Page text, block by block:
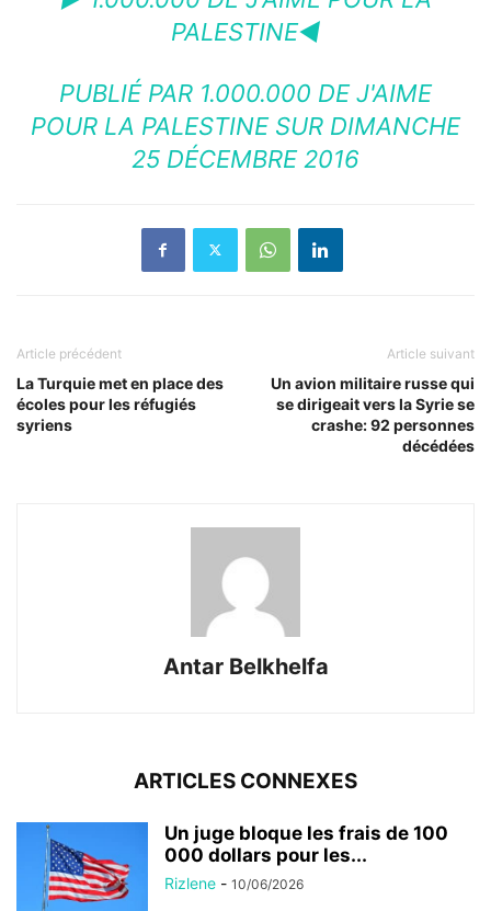
PALESTINE◄
PUBLIÉ PAR 1.000.000 DE J'AIME
POUR LA PALESTINESUR DIMANCHE
25 DÉCEMBRE 2016
Article précédent
La Turquie met en place des
écoles pour les réfugiés
syriens
Article suivant
Un avion militaire russe qui
se dirigeait vers la Syrie se
crashe: 92 personnes
décédées
Antar Belkhelfa
ARTICLES CONNEXES
Un juge bloque les frais de 100
000 dollars pour les...
Rizlene - 10/06/2026